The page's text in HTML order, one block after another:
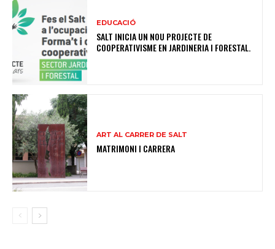
EDUCACIÓ
SALT INICIA UN NOU PROJECTE DE
COOPERATIVISME EN JARDINERIA I FORESTAL.
ART AL CARRER DE SALT
MATRIMONI I CARRERA